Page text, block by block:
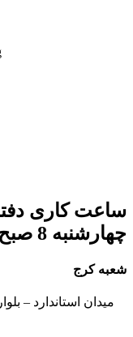
ساعت کاری
چهارشنبه 8 صبح تا 5 عصر میباشد.
شعبه کرج
میدان استاندارد –